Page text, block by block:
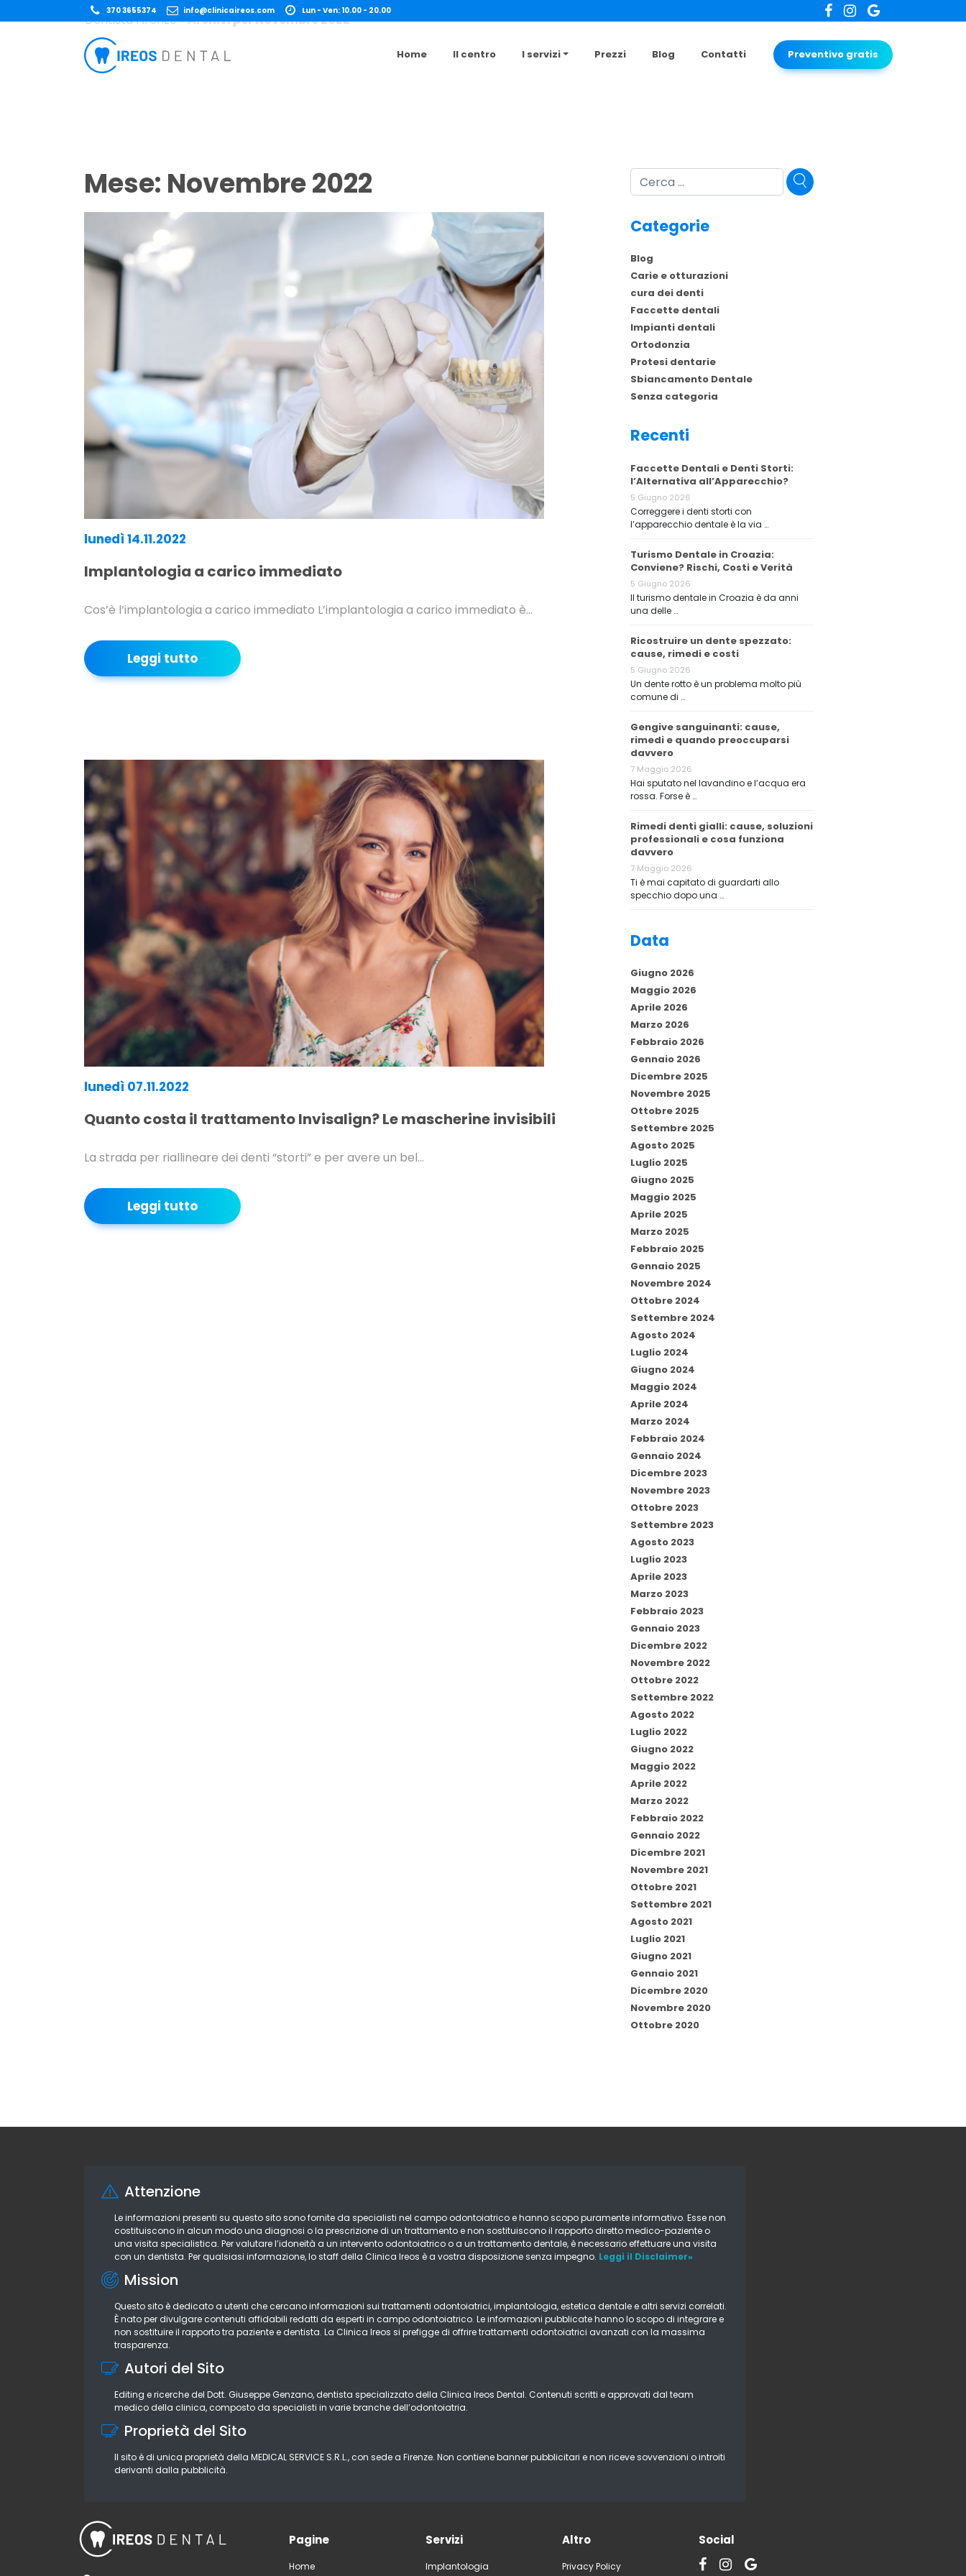
370 3655374 info@clinicaireos.com Lun - Ven: 10.00 - 20.00
Home Il centro I servizi Prezzi Blog Contatti Preventivo gratis
Dentista Firenze»Archivi per Novembre 2022
Mese: Novembre 2022
lunedì 14.11.2022
Implantologia a carico immediato
Cos’è l’implantologia a carico immediato L’implantologia a carico immediato è…
Leggi tutto
lunedì 07.11.2022
Quanto costa il trattamento Invisalign? Le mascherine invisibili
La strada per riallineare dei denti “storti” e per avere un bel…
Leggi tutto
Cerca
Categorie
Blog
Carie e otturazioni
cura dei denti
Faccette dentali
Impianti dentali
Ortodonzia
Protesi dentarie
Sbiancamento Dentale
Senza categoria
Recenti
Faccette Dentali e Denti Storti:
l’Alternativa all’Apparecchio?
5 Giugno 2026
Correggere i denti storti con
l’apparecchio dentale è la via …
Turismo Dentale in Croazia:
Conviene? Rischi, Costi e Verità
5 Giugno 2026
Il turismo dentale in Croazia è da anni
una delle …
Ricostruire un dente spezzato:
cause, rimedi e costi
5 Giugno 2026
Un dente rotto è un problema molto più
comune di …
Gengive sanguinanti: cause,
rimedi e quando preoccuparsi
davvero
7 Maggio 2026
Hai sputato nel lavandino e l’acqua era
rossa. Forse è …
Rimedi denti gialli: cause, soluzioni
professionali e cosa funziona
davvero
7 Maggio 2026
Ti è mai capitato di guardarti allo
specchio dopo una …
Data
Giugno 2026
Maggio 2026
Aprile 2026
Marzo 2026
Febbraio 2026
Gennaio 2026
Dicembre 2025
Novembre 2025
Ottobre 2025
Settembre 2025
Agosto 2025
Luglio 2025
Giugno 2025
Maggio 2025
Aprile 2025
Marzo 2025
Febbraio 2025
Gennaio 2025
Novembre 2024
Ottobre 2024
Settembre 2024
Agosto 2024
Luglio 2024
Giugno 2024
Maggio 2024
Aprile 2024
Marzo 2024
Febbraio 2024
Gennaio 2024
Dicembre 2023
Novembre 2023
Ottobre 2023
Settembre 2023
Agosto 2023
Luglio 2023
Aprile 2023
Marzo 2023
Febbraio 2023
Gennaio 2023
Dicembre 2022
Novembre 2022
Ottobre 2022
Settembre 2022
Agosto 2022
Luglio 2022
Giugno 2022
Maggio 2022
Aprile 2022
Marzo 2022
Febbraio 2022
Gennaio 2022
Dicembre 2021
Novembre 2021
Ottobre 2021
Settembre 2021
Agosto 2021
Luglio 2021
Giugno 2021
Gennaio 2021
Dicembre 2020
Novembre 2020
Ottobre 2020
Attenzione
Le informazioni presenti su questo sito sono fornite da specialisti nel campo odontoiatrico e hanno scopo puramente informativo. Esse non
costituiscono in alcun modo una diagnosi o la prescrizione di un trattamento e non sostituiscono il rapporto diretto medico-paziente o
una visita specialistica. Per valutare l’idoneità a un intervento odontoiatrico o a un trattamento dentale, è necessario effettuare una visita
con un dentista. Per qualsiasi informazione, lo staff della Clinica Ireos è a vostra disposizione senza impegno. Leggi il Disclaimer»
Mission
Questo sito è dedicato a utenti che cercano informazioni sui trattamenti odontoiatrici, implantologia, estetica dentale e altri servizi correlati.
È nato per divulgare contenuti affidabili redatti da esperti in campo odontoiatrico. Le informazioni pubblicate hanno lo scopo di integrare e
non sostituire il rapporto tra paziente e dentista. La Clinica Ireos si prefigge di offrire trattamenti odontoiatrici avanzati con la massima
trasparenza.
Autori del Sito
Editing e ricerche del Dott. Giuseppe Genzano, dentista specializzato della Clinica Ireos Dental. Contenuti scritti e approvati dal team
medico della clinica, composto da specialisti in varie branche dell’odontoiatria.
Proprietà del Sito
Il sito è di unica proprietà della MEDICAL SERVICE S.R.L., con sede a Firenze. Non contiene banner pubblicitari e non riceve sovvenzioni o introiti
derivanti dalla pubblicità.
Pagine
Home
Servizi
Implantologia
Altro
Privacy Policy
Social